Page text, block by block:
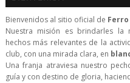
Bienvenidos al sitio oficial de Ferro
Nuestra misión es brindarles la
hechos más relevantes de la
club, con una mirada clara, en
Una franja atraviesa nuestro
guía y con destino de gloria,